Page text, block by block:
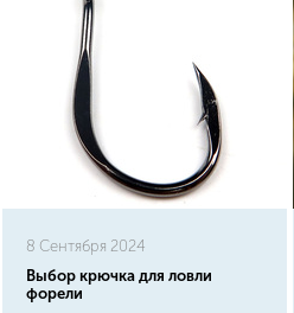
8 Сентября 2024
Выбор крючка для ловли
форели